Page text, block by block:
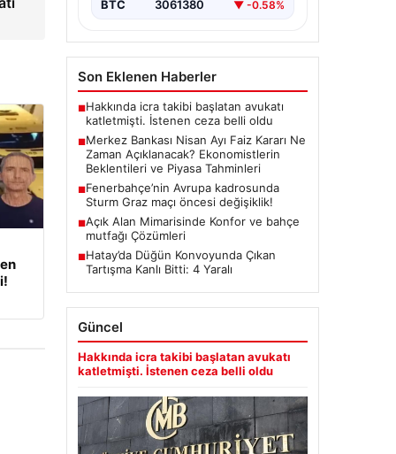
Kurulu, Nisan ayı faiz kararını
BTC 3061380 ▼ -0.58%
Son Eklenen Haberler
■Hakkında icra takibi başlatan avukatı
katletmişti. İstenen ceza belli oldu
■Merkez Bankası Nisan Ayı Faiz Kararı Ne
Zaman Açıklanacak? Ekonomistlerin
Beklentileri ve Piyasa Tahminleri
■Fenerbahçe’nin Avrupa kadrosunda
Sturm Graz maçı öncesi değişiklik!
■Açık Alan Mimarisinde Konfor ve bahçe
mutfağı Çözümleri
■Hatay’da Düğün Konvoyunda Çıkan
Tartışma Kanlı Bitti: 4 Yaralı
Güncel
Hakkında icra takibi başlatan avukatı
katletmişti. İstenen ceza belli oldu